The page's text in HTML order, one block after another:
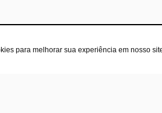
para melhorar sua experiência em nosso